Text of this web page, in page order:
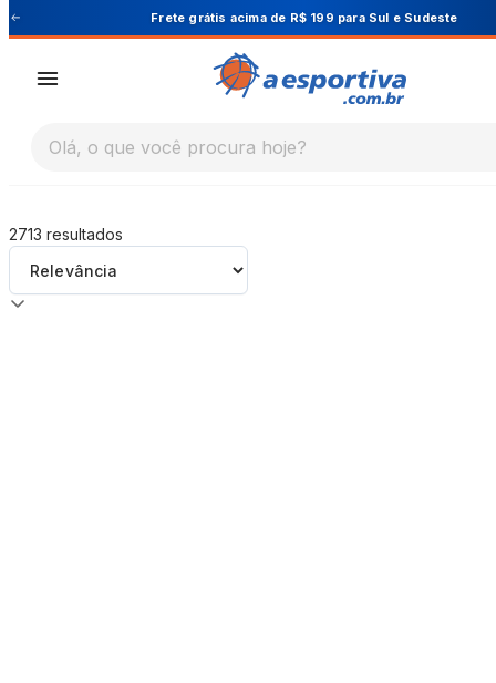
A Esportiva Frete grátis acima de R$ 199 para Sul e Sudeste
Olá, o que você procura hoje?
2713 resultados